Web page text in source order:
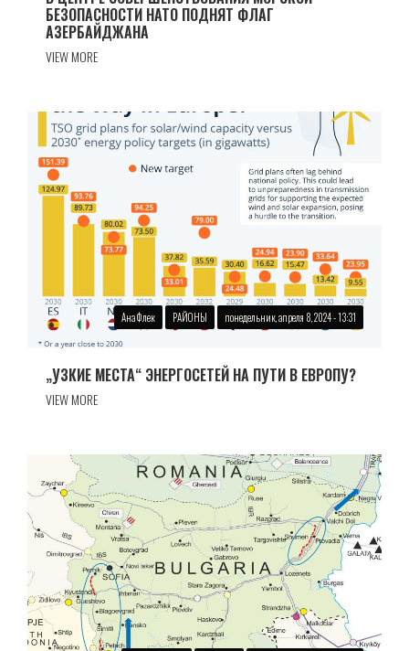
БЕЗОПАСНОСТИ НАТО ПОДНЯТ ФЛАГ
АЗЕРБАЙДЖАНА
VIEW MORE
Ана Флек РАЙОНЫ понедельник, апреля 8, 2024 - 13:31
„УЗКИЕ МЕСТА“ ЭНЕРГОСЕТЕЙ НА ПУТИ В ЕВРОПУ?
VIEW MORE